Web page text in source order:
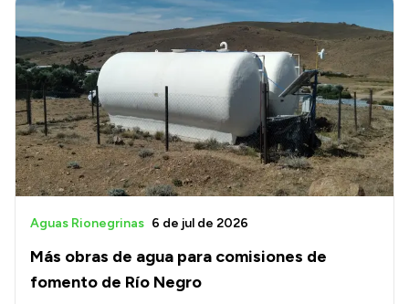
Más obras de agua para comisiones de
fomento de Río Negro
Aguas Rionegrinas 6 de jul de 2026